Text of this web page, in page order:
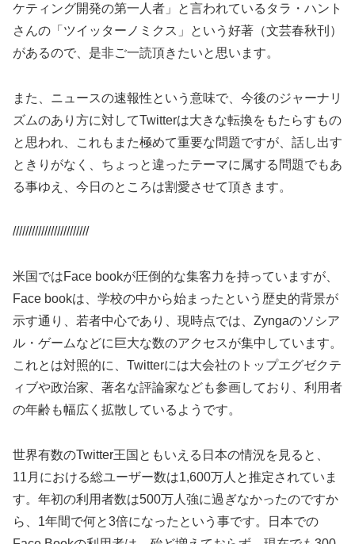
ケティング開発の第一人者」と言われているタラ・ハント
さんの「ツイッターノミクス」という好著（文芸春秋刊）
があるので、是非ご一読頂きたいと思います。
また、ニュースの速報性という意味で、今後のジャーナリ
ズムのあり方に対してTwitterは大きな転換をもたらすもの
と思われ、これもまた極めて重要な問題ですが、話し出す
ときりがなく、ちょっと違ったテーマに属する問題でもあ
る事ゆえ、今日のところは割愛させて頂きます。
////////////////////////
米国ではFace bookが圧倒的な集客力を持っていますが、
Face bookは、学校の中から始まったという歴史的背景が
示す通り、若者中心であり、現時点では、Zyngaのソシア
ル・ゲームなどに巨大な数のアクセスが集中しています。
これとは対照的に、Twitterには大会社のトップエグゼクテ
ィブや政治家、著名な評論家なども参画しており、利用者
の年齢も幅広く拡散しているようです。
世界有数のTwitter王国ともいえる日本の情況を見ると、
11月における総ユーザー数は1,600万人と推定されていま
す。年初の利用者数は500万人強に過ぎなかったのですか
ら、1年間で何と3倍になったという事です。日本での